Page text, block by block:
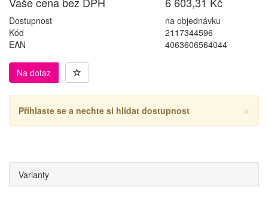
Dostupnost
na objednávku
Kód
2117344596
EAN
4063606564044
Na dotaz
×
Přihlaste se a nechte si hlídat dostupnost
Varianty